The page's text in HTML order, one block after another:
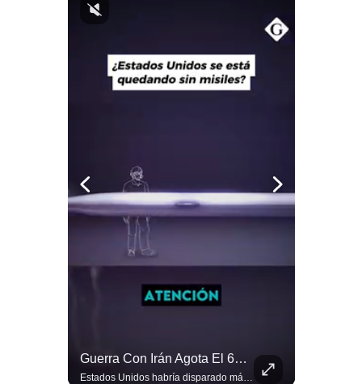
Privacidad
Guerra Con Irán Agota El 61% De Los Interceptores Patriot De EE.UU. | #radar24